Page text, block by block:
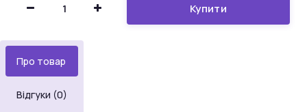
Купити
Про товар
Відгуки (0)